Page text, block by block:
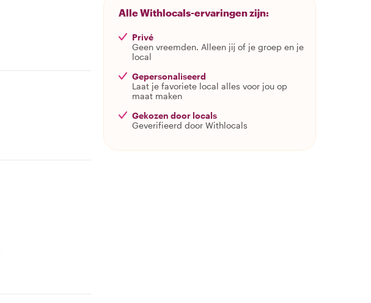
Alle Withlocals-ervaringen zijn:
Privé
Geen vreemden. Alleen jij of je groep en je
local
Gepersonaliseerd
Laat je favoriete local alles voor jou op
maat maken
Gekozen door locals
Geverifieerd door Withlocals